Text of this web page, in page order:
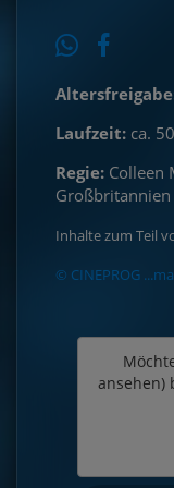
Laufzeit: ca.
Regie: Colleen
Inhalte zum Teil
© CINEPROG
ansehen)